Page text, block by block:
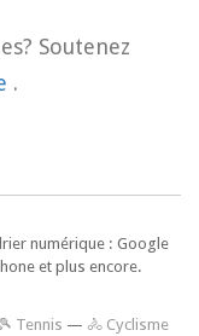
Soutenez
.
numérique : Google
et plus encore.
Tennis — 🚴 Cyclisme